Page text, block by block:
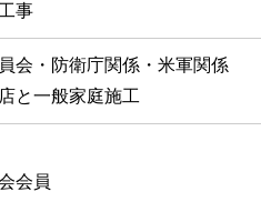
事
会・防衛庁関係・米軍関係
と一般家庭施工
会員